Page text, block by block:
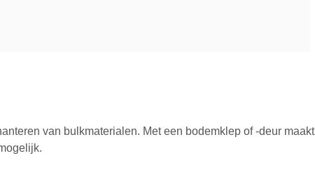
van bulkmaterialen. Met een bodemklep of -deur maakt